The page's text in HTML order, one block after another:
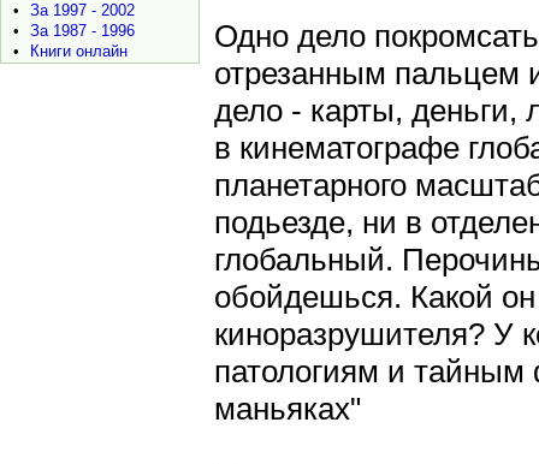
•
За 1997 - 2002
•
За 1987 - 1996
•
Книги онлайн
Одно дело
отрезанным пальцем
дело - карты,
в кинематографе
планетарного
подьезде, ни в
глобальный.
обойдешься. Какой он
киноразрушителя? У
патологиям и
маньяках"